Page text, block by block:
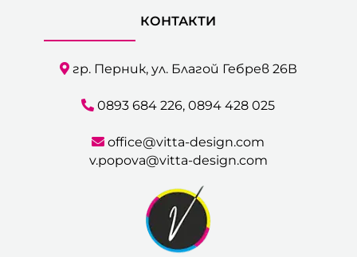
КОНТАКТИ
гр. Перник, ул. Благой Гебрев 26В
0893 684 226,0894 428 025
office@vitta-design.com
v.popova@vitta-design.com